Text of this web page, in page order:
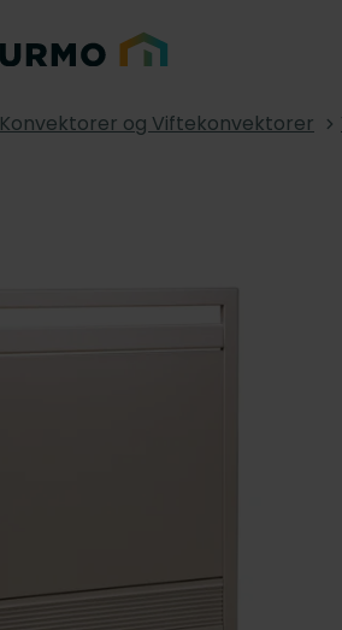
Konvektorer og Viftekonvektorer